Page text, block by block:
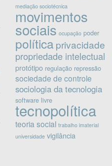
mediação sociotécnica
movimentos
sociais ocupação poder
política privacidade
propriedade intelectual
protótipo regulação repressão
sociedade de controle
sociologia da tecnologia
software livre
tecnopolítica
teoria social trabalho imaterial
universidade vigilância